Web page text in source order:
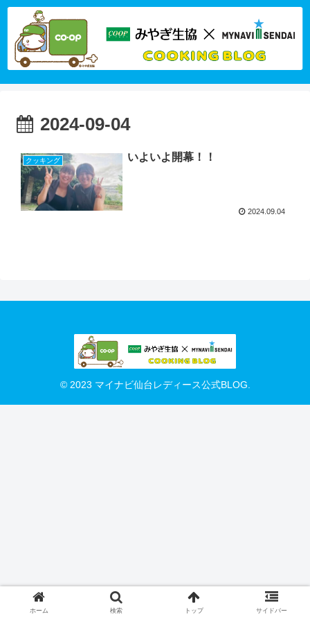
2024-09-04
クッキング いよいよ開幕！！
2024.09.04
© 2023 マイナビ仙台レディース公式BLOG.
ホーム 検索 トップ サイドバー